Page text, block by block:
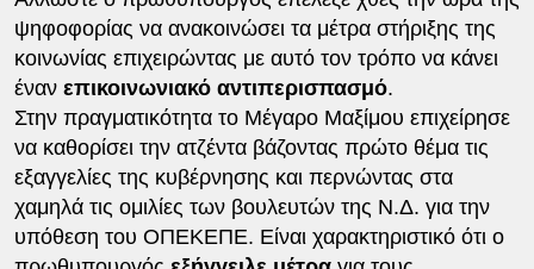
ψηφοφορίας να ανακοινώσει τα μέτρα στήριξης της
κοινωνίας επιχειρώντας με αυτό τον τρόπο να κάνει
έναν επικοινωνιακό αντιπερισπασμό.
Στην πραγματικότητα το Μέγαρο Μαξίμου επιχείρησε
να καθορίσει την ατζέντα βάζοντας πρώτο θέμα τις
εξαγγελίες της κυβέρνησης και περνώντας στα
χαμηλά τις ομιλίες των βουλευτών της Ν.Δ. για την
υπόθεση του ΟΠΕΚΕΠΕ. Είναι χαρακτηριστικό ότι ο